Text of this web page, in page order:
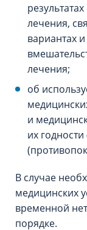
лечения,
вариантах
лечения;
об
и
их
В случае
медицинских
временной
порядке.